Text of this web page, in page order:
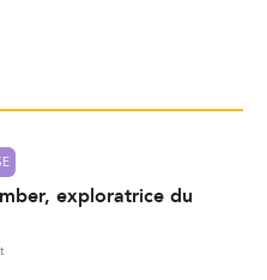
exploratrice du